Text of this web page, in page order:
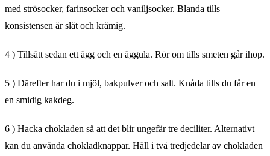
med strösocker, farinsocker och vaniljsocker. Blanda tills
konsistensen är slät och krämig.
4 ) Tillsätt sedan ett ägg och en äggula. Rör om tills smeten går ihop.
5 ) Därefter har du i mjöl, bakpulver och salt. Knåda tills du får en
en smidig kakdeg.
6 ) Hacka chokladen så att det blir ungefär tre deciliter. Alternativt
kan du använda chokladknappar. Häll i två tredjedelar av chokladen